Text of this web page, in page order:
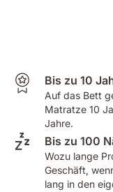
Bis zu 10
Auf das Bett
Matratze 10
Jahre.
Bis zu 100
Wozu lange
Geschäft,
lang in den